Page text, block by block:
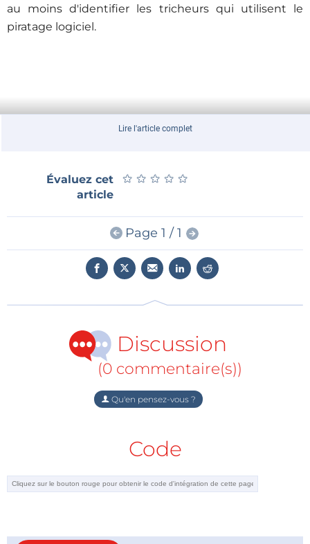
au moins d'identifier les tricheurs qui utilisent le
piratage logiciel.
Lire l'article complet
Évaluez cet
article
★ ★ ★ ★ ★
★ ★ ★ ★ ★
Page 1 / 1
Discussion
(0 commentaire(s))
Qu'en pensez-vous ?
Code